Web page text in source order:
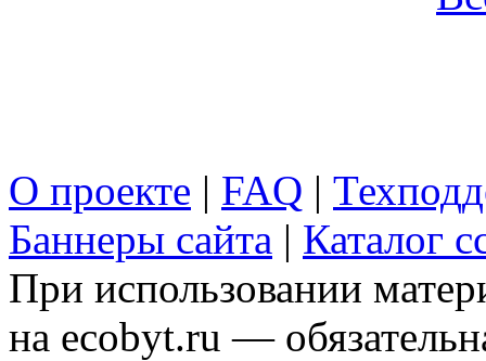
О проекте | FAQ |
Баннеры сайта | Каталог
При использовании
на ecobyt.ru —